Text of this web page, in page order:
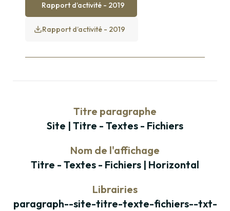
Rapport d’activité - 2019
Rapport d’activité - 2019
Titre paragraphe
Site | Titre - Textes - Fichiers
Nom de l'affichage
Titre - Textes - Fichiers | Horizontal
Librairies
paragraph--site-titre-texte-fichiers--txt-